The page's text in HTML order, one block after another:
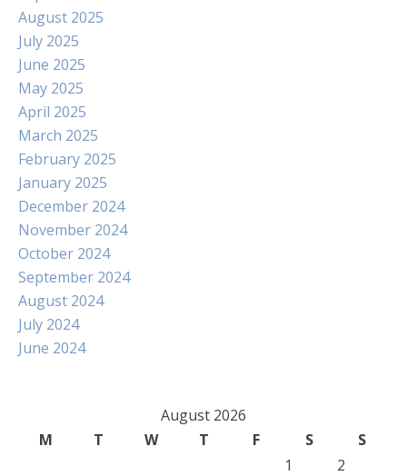
August 2025
July 2025
June 2025
May 2025
April 2025
March 2025
February 2025
January 2025
December 2024
November 2024
October 2024
September 2024
August 2024
July 2024
June 2024
August 2026
M
T W T F S
S
1
2